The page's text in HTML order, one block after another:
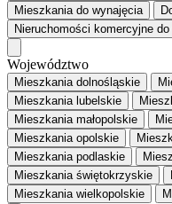
Mieszkaniado wynajęcia
Nieruchomości komercyjne do
Województwo
Mieszkania dolnośląskie
Mieszkania lubelskie
Mieszkania małopolskie
Mieszkania opolskie
Mieszkania podlaskie
Mieszkania świętokrzyskie
Mieszkania wielkopolskie